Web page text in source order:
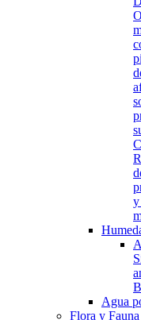
y
Agua
Flora y Fauna